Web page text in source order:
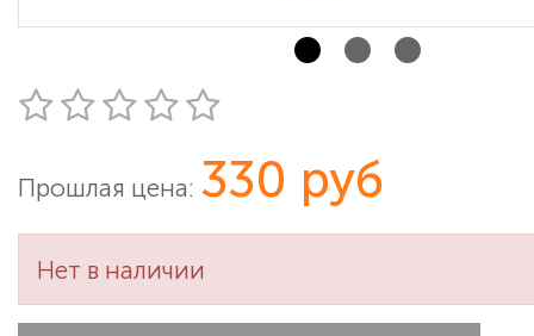
Прошлая цена: 330 руб
Нет в наличии